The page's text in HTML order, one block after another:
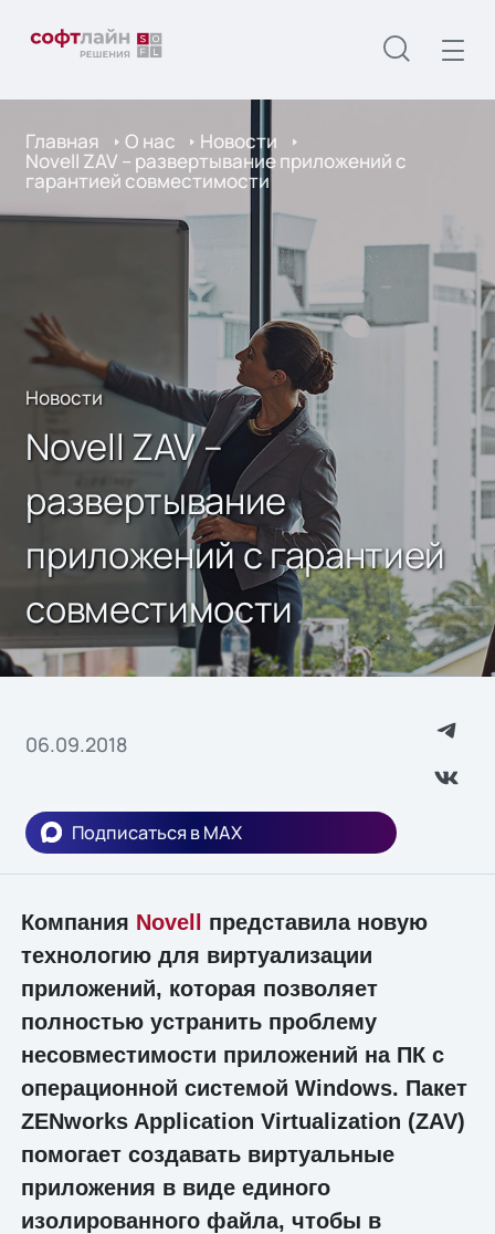
Главная О нас Новости
Novell ZAV – развертывание приложений с
гарантией совместимости
Новости
Novell ZAV –
развертывание
приложений с гарантией
совместимости
06.09.2018
Подписаться в MAX
Компания Novell
представила новую
технологию для виртуализации
приложений, которая позволяет
полностью устранить проблему
несовместимости приложений на ПК с
операционной системой Windows. Пакет
ZENworks Application Virtualization (ZAV)
помогает создавать виртуальные
приложения в виде единого
изолированного файла, чтобы в